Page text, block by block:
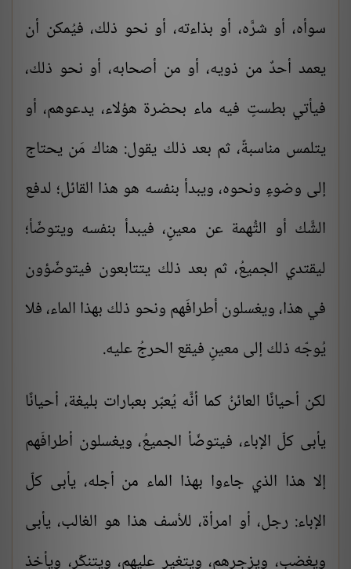
سوأه، أو شرَّه، أو بذاءته، أو نحو ذلك، فيُمكن أن
يعمد أحدٌ من ذويه، أو من أصحابه، أو نحو ذلك،
فيأتي بطستٍ فيه ماء بحضرة هؤلاء، يدعوهم، أو
يتلمس مناسبةً، ثم بعد ذلك يقول: هناك مَن يحتاج
إلى وضوءٍ ونحوه، ويبدأ بنفسه هو هذا القائل؛ لدفع
الشَّك أو التُّهمة عن معينٍ، فيبدأ بنفسه ويتوضّأ؛
ليقتدي الجميعُ، ثم بعد ذلك يتتابعون فيتوضّؤون
في هذا، ويغسلون أطرافَهم ونحو ذلك بهذا الماء، فلا
يُوجّه ذلك إلى معينٍ فيقع الحرجُ عليه.
لكن أحيانًا العائنُ كما أنَّه يُعبّر بعبارات بليغة، أحيانًا
يأبى كلّ الإباء، فيتوضّأ الجميعُ، ويغسلون أطرافَهم
إلا هذا الذي جاءوا بهذا الماء من أجله، يأبى كلّ
الإباء: رجل، أو امرأة، للأسف هذا هو الغالب، يأبى
ويغضب، ويزجرهم، ويتغير عليهم، ويتنكّر، ويأخذ